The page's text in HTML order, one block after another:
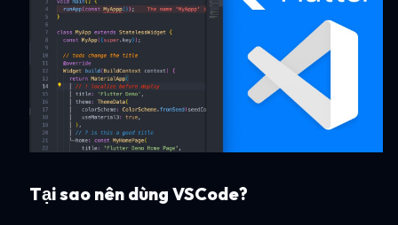
Tại sao nên dùng VSCode?